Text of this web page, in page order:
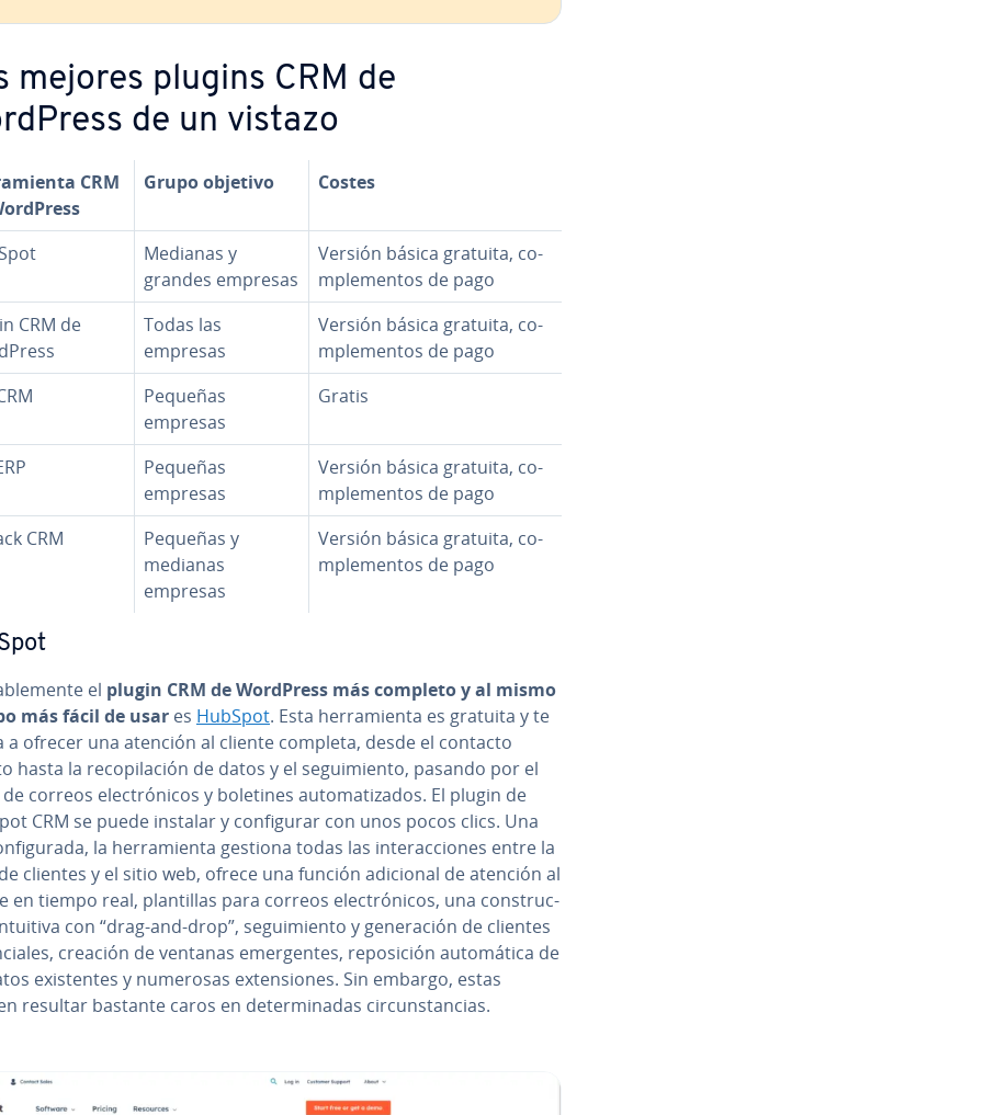
mejores plugins CRM de
de un vistazo
CRM
Grupo objetivo Costes
Medianas y
grandes empresas
Versión básica gratuita, co­
m­ple­me­n­tos de pago
CRM de
Todas las
empresas
Versión básica gratuita, co­
m­ple­me­n­tos de pago
Pequeñas
empresas
Gratis
Pequeñas
empresas
Versión básica gratuita, co­
m­ple­me­n­tos de pago
CRM
Pequeñas y
medianas
empresas
Versión básica gratuita, co­
m­ple­me­n­tos de pago
el plugin CRM de WordPress más completo y al mismo
más fácil de usar es HubSpot. Esta he­rra­mie­n­ta es gratuita y te
a ofrecer una atención al cliente completa, desde el contacto
hasta la re­co­pi­la­ción de datos y el se­gui­mie­n­to, pasando por el
correos ele­c­tró­ni­cos y boletines au­to­ma­ti­za­dos. El plugin de
CRM se puede instalar y co­n­fi­gu­rar con unos pocos clics. Una
la he­rra­mie­n­ta gestiona todas las in­ter­ac­cio­nes entre la
clientes y el sitio web, ofrece una función adicional de atención al
en tiempo real, pla­n­ti­llas para correos ele­c­tró­ni­cos, una co­n­s­tru­c­
con “drag-and-drop”, se­gui­mie­n­to y ge­ne­ra­ción de clientes
creación de ventanas eme­r­ge­n­tes, re­po­si­ción au­to­má­ti­ca de
exi­s­te­n­tes y numerosas ex­te­n­sio­nes. Sin embargo, estas
resultar bastante caros en de­te­r­mi­na­das ci­r­cu­n­s­ta­n­cias.